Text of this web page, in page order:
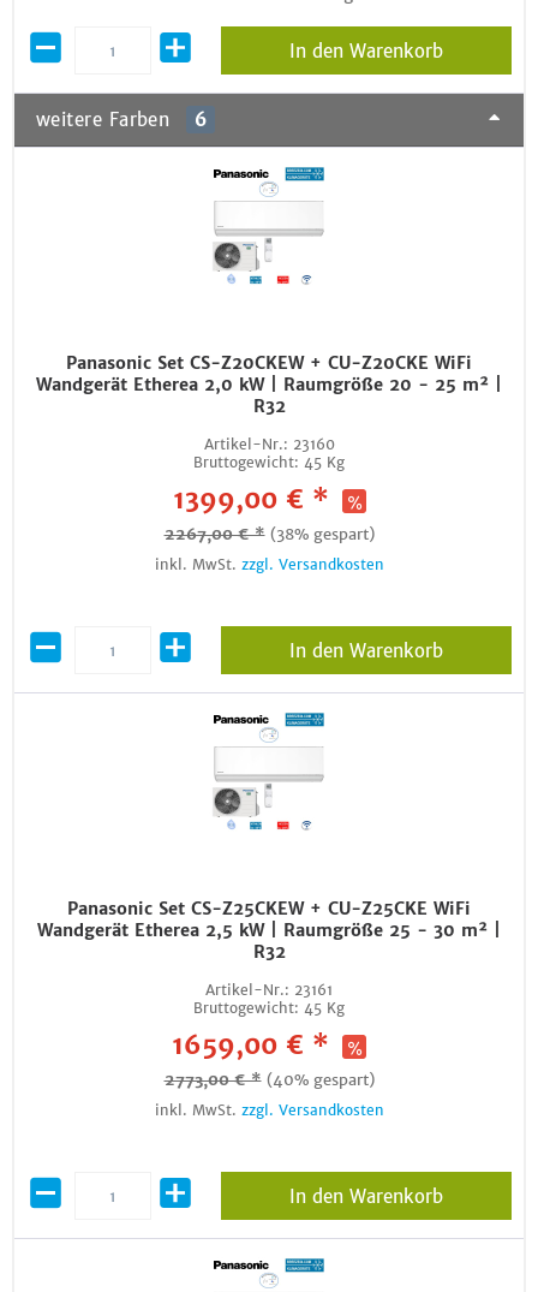
In den Warenkorb
weitere Farben 6
Panasonic Set CS-Z20CKEW + CU-Z20CKE WiFi
Wandgerät Etherea 2,0 kW | Raumgröße 20 - 25 m² |
R32
Artikel-Nr.: 23160
Bruttogewicht: 45 Kg
1399,00 € *
2267,00 € * (38% gespart)
inkl. MwSt. zzgl. Versandkosten
In den Warenkorb
Panasonic Set CS-Z25CKEW + CU-Z25CKE WiFi
Wandgerät Etherea 2,5 kW | Raumgröße 25 - 30 m² |
R32
Artikel-Nr.: 23161
Bruttogewicht: 45 Kg
1659,00 € *
2773,00 € * (40% gespart)
inkl. MwSt. zzgl. Versandkosten
In den Warenkorb